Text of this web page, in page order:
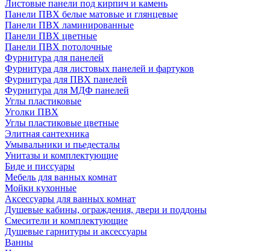
Листовые панели под кирпич и камень
Панели ПВХ белые матовые и глянцевые
Панели ПВХ ламинированные
Панели ПВХ цветные
Панели ПВХ потолочные
Фурнитура для панелей
Фурнитура для листовых панелей и фартуков
Фурнитура для ПВХ панелей
Фурнитура для МДФ панелей
Углы пластиковые
Уголки ПВХ
Углы пластиковые цветные
Элитная сантехника
Умывальники и пьедесталы
Унитазы и комплектующие
Биде и писсуары
Мебель для ванных комнат
Мойки кухонные
Аксессуары для ванных комнат
Душевые кабины, ограждения, двери и поддоны
Смесители и комплектующие
Душевые гарнитуры и аксессуары
Ванны